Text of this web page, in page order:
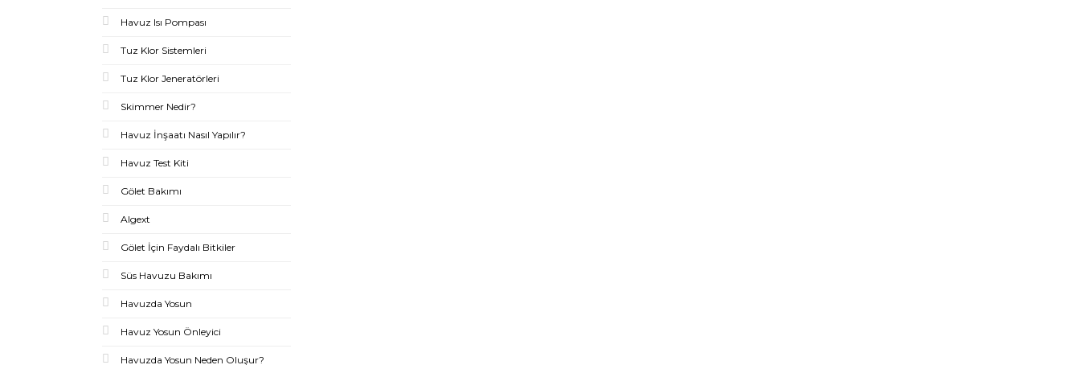
Havuz Isı Pompası
Tuz Klor Sistemleri
Tuz Klor Jeneratörleri
Skimmer Nedir?
Havuz İnşaatı Nasıl Yapılır?
Havuz Test Kiti
Gölet Bakımı
Algext
Gölet İçin Faydalı Bitkiler
Süs Havuzu Bakımı
Havuzda Yosun
Havuz Yosun Önleyici
Havuzda Yosun Neden Oluşur?